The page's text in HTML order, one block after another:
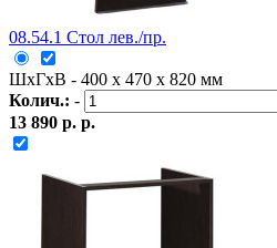
08.54.1 Стол лев./пр.
ШxГxВ - 400 x 470 x 820 мм
Колич.: -
13 890 р. р.